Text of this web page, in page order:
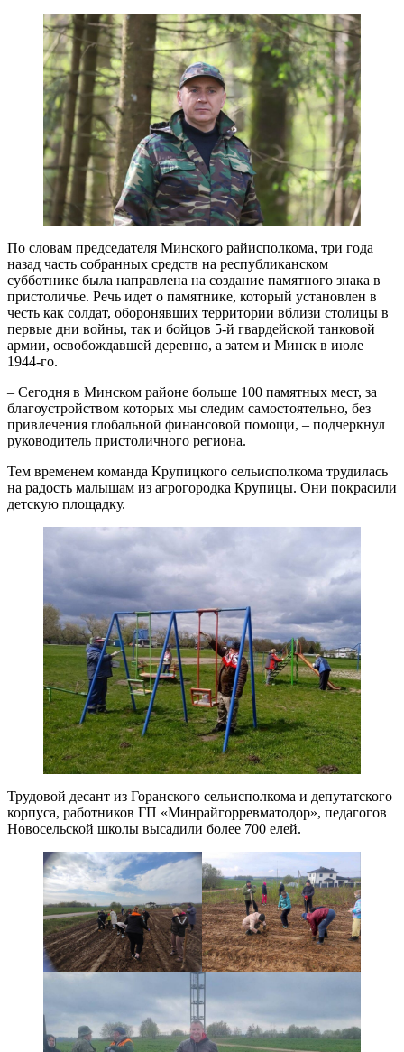
По словам председателя Минского райисполкома, три года
назад часть собранных средств на республиканском
субботнике была направлена на создание памятного знака в
пристоличье. Речь идет о памятнике, который установлен в
честь как солдат, оборонявших территории вблизи столицы в
первые дни войны, так и бойцов 5-й гвардейской танковой
армии, освобождавшей деревню, а затем и Минск в июле
1944-го.
– Сегодня в Минском районе больше 100 памятных мест, за
благоустройством которых мы следим самостоятельно, без
привлечения глобальной финансовой помощи, – подчеркнул
руководитель пристоличного региона.
Тем временем команда Крупицкого сельисполкома трудилась
на радость малышам из агрогородка Крупицы. Они покрасили
детскую площадку.
Трудовой десант из Горанского сельисполкома и депутатского
корпуса, работников ГП «Минрайгорревматодор», педагогов
Новосельской школы высадили более 700 елей.